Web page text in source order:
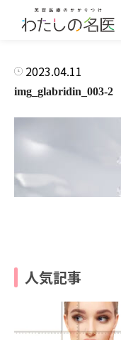
2023.04.11
img_glabridin_003-2
人気記事